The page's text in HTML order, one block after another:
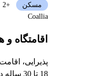
اقامتگاه
پذیرایی،
18 تا 30 ساله در Oise
مسکن
+2
Coallia